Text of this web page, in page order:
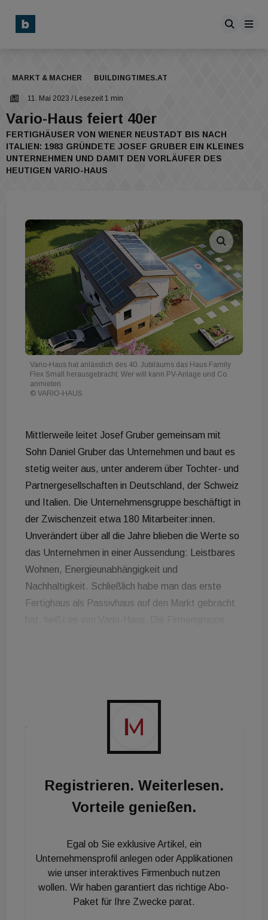
MARKT & MACHER BUILDINGTIMES.AT
11. Mai 2023 / Lesezeit 1 min
Vario-Haus feiert 40er
FERTIGHÄUSER VON WIENER NEUSTADT BIS NACH
ITALIEN: 1983 GRÜNDETE JOSEF GRUBER EIN KLEINES
UNTERNEHMEN UND DAMIT DEN VORLÄUFER DES
HEUTIGEN VARIO-HAUS
Vario-Haus hat anlässlich des 40. Jubiläums das Haus Family
Flex Small herausgebracht. Wer will kann PV-Anlage und Co.
anmieten.
© VARIO-HAUS
Mittlerweile leitet Josef Gruber gemeinsam mit
Sohn Daniel Gruber das Unternehmen und baut es
stetig weiter aus, unter anderem über Tochter- und
Partnergesellschaften in Deutschland, der Schweiz
und Italien. Die Unternehmensgruppe beschäftigt in
der Zwischenzeit etwa 180 Mitarbeiter:innen.
Unverändert über all die Jahre blieben die Werte so
das Unternehmen in einer Aussendung: Leistbares
Wohnen, Energieunabhängigkeit und
Nachhaltigkeit. Schließlich habe man das erste
Fertighaus als Passivhaus auf den Markt gebracht
Häuser: Das Family Flex Small, das sowohl in
Euro erhältlich ist und das Family Life Small
Ausbauhaus, das preislich knapp darüber liegt.
Übrigens: Gerade ist Vario-Haus eine Kooperation
Energiemanagementunternehmen neoom
eingegangen. Daher können auch die neuen
Haustypen mit einer PV-Anlage von neoom
ausgeliefert werden und die Hausbesitzer ihre
Registrieren. Weiterlesen.
Vorteile genießen.
Egal ob Sie exklusive Artikel, ein
Unternehmensprofil anlegen oder Applikationen
wie unser interaktives Firmenbuch nutzen
wollen. Wir haben garantiert das richtige Abo-
Paket für Ihre Zwecke parat.